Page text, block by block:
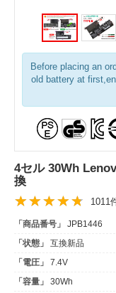
Before placing an
old battery at
4セル 30Wh
換
1011
「商品番号」
JPB1446
「状態」
互換新品
「電圧」
7.4V
「容量」
30Wh